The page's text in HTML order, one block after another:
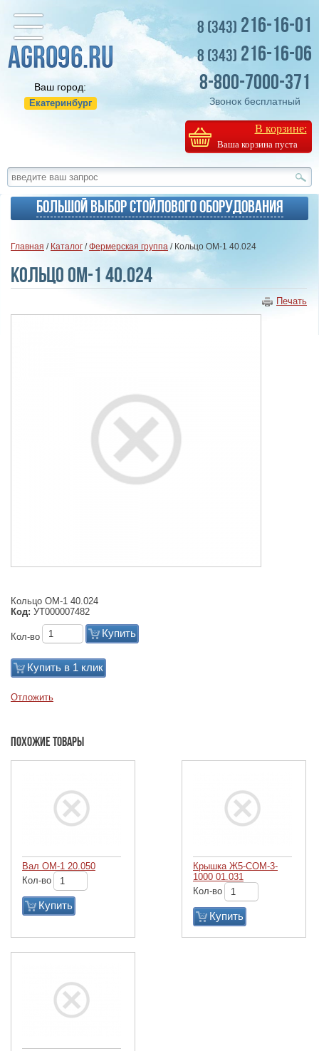
Ваш город:
Екатеринбург
8 (343) 216-16-01
8 (343) 216-16-06
8-800-7000-371
Звонок бесплатный
В корзине:
Ваша корзина пуста
Большой выбор стойлового оборудования
Главная / Каталог /Фермерская группа / Кольцо ОМ-1 40.024
Кольцо ОМ-1 40.024
Печать
Кольцо ОМ-1 40.024
Код: УТ000007482
Кол-во Купить
Купить в 1 клик
Отложить
Похожие товары
Вал ОМ-1 20.050
Кол-во
Купить
Крышка Ж5-СОМ-3-
1000 01.031
Кол-во
Купить